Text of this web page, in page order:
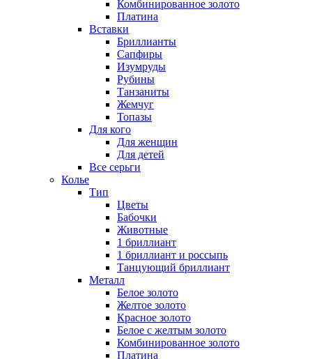
Комбинированное золото
Платина
Вставки
Бриллианты
Сапфиры
Изумруды
Рубины
Танзаниты
Жемчуг
Топазы
Для кого
Для женщин
Для детей
Все серьги
Колье
Тип
Цветы
Бабочки
Животные
1 бриллиант
1 бриллиант и россыпь
Танцующий бриллиант
Металл
Белое золото
Желтое золото
Красное золото
Белое с желтым золото
Комбинированное золото
Платина